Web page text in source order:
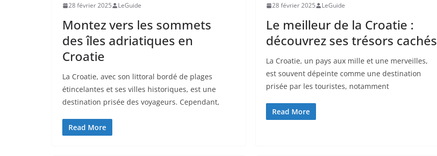
28 février 2025 LeGuide
Montez vers les sommets
des îles adriatiques en
Croatie
La Croatie, avec son littoral bordé de plages
étincelantes et ses villes historiques, est une
destination prisée des voyageurs. Cependant,
Read More
28 février 2025 LeGuide
Le meilleur de la Croatie :
découvrez ses trésors cachés
La Croatie, un pays aux mille et une merveilles,
est souvent dépeinte comme une destination
prisée par les touristes, notamment
Read More